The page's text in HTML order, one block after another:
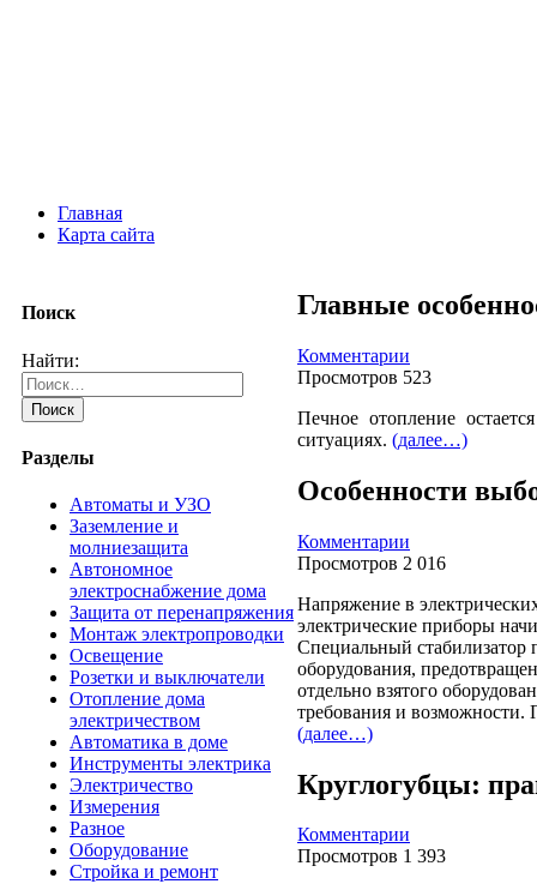
Главная
Карта сайта
Главные
Комментарии
Просмотров 523
Печное отопление
ситуациях. (далее…)
Особенности
Комментарии
Просмотров 2 016
Напряжение в
электрические приборы
Специальный стабилизатор
оборудования,
отдельно взятого
требования и возможности.
(далее…)
Круглогубцы:
Комментарии
Просмотров 1 393
Поиск
Найти:
Разделы
Автоматы и УЗО
Заземление и
молниезащита
Автономное
электроснабжение дома
Защита от перенапряжения
Монтаж электропроводки
Освещение
Розетки и выключатели
Отопление дома
электричеством
Автоматика в доме
Инструменты электрика
Электричество
Измерения
Разное
Оборудование
Стройка и ремонт